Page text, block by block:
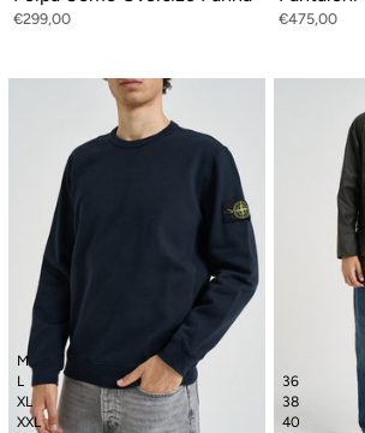
€299,00 €475,00
M
L
XL
XXL
36
38
40